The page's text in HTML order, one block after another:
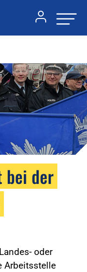
Foto:Foto: Friedhelm Windmüller
bei der
oder
Arbeitsstelle